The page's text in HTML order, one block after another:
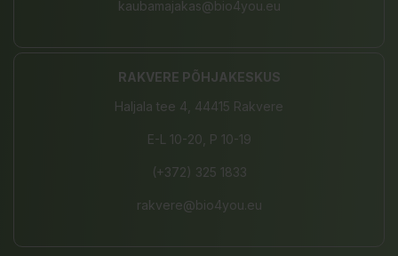
kaubamajakas@bio4you.eu
RAKVERE PÕHJAKESKUS
Haljala tee 4, 44415 Rakvere
E-L 10-20, P 10-19
(+372) 325 1833
rakvere@bio4you.eu